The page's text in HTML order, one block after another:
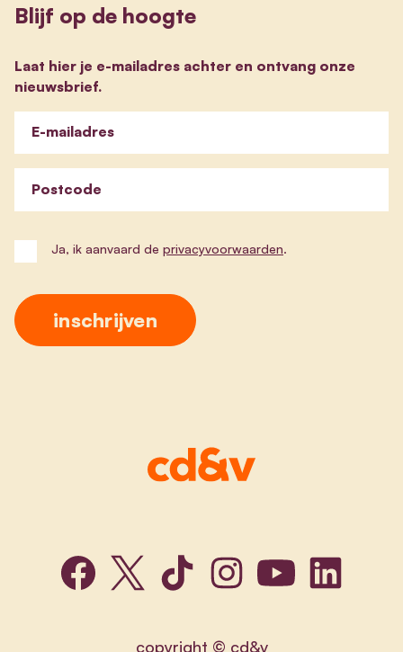
Blijf op de hoogte
Laat hier je e-mailadres achter en ontvang onze
nieuwsbrief.
E-mailadres
Postcode
Ja, ik aanvaard de privacyvoorwaarden.
copyright © cd&v